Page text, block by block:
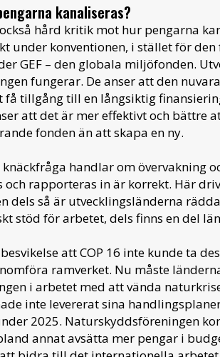
kanaliseras?
hård kritik mot hur pengarna
under konventionen, i stället för
GEF – den globala miljöfonden.
fungerar. De anser att den
få tillgång till en långsiktig
att det är mer effektivt och bättre
fonden än att skapa en ny.
knäckfråga handlar om övervakning
och rapporteras in är korrekt. Här
dels så är utvecklingsländerna
stöd för arbetet, dels finns en del
att COP 16 inte kunde ta
ramverket. Nu måste
i arbetet med att vända
inte levererat sina
2025. Naturskyddsföreningen
annat avsätta mer pengar i